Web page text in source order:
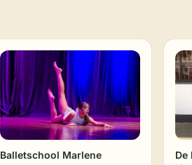
Balletschool Marlene
De